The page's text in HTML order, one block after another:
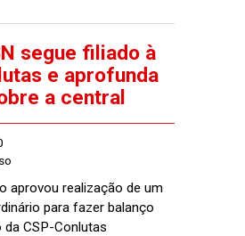
segue filiado à
e aprofunda
a central
aprovou realização de um
para fazer balanço
CSP-Conlutas